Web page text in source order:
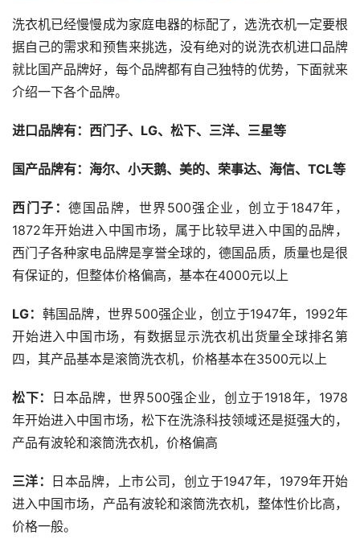
洗衣机已经慢慢成为家庭电器的标配了，选洗衣机一定要根
据自己的需求和预售来挑选，没有绝对的说洗衣机进口品牌
就比国产品牌好，每个品牌都有自己独特的优势，下面就来
介绍一下各个品牌。
进口品牌有：西门子、LG、松下、三洋、三星等
国产品牌有：海尔、小天鹅、美的、荣事达、海信、TCL等
西门子：德国品牌，世界500强企业，创立于1847年，
1872年开始进入中国市场，属于比较早进入中国的品牌，
西门子各种家电品牌是享誉全球的，德国品质，质量也是很
有保证的，但整体价格偏高，基本在4000元以上
LG： 韩国品牌，世界500强企业，创立于1947年，1992年
开始进入中国市场，有数据显示洗衣机出货量全球排名第
四，其产品基本是滚筒洗衣机，价格基本在3500元以上
松下： 日本品牌，世界500强企业，创立于1918年，1978
年开始进入中国市场，松下在洗涤科技领域还是挺强大的，
产品有波轮和滚筒洗衣机，价格偏高
三洋： 日本品牌，上市公司，创立于1947年，1979年开始
进入中国市场，产品有波轮和滚筒洗衣机，整体性价比高，
价格一般。